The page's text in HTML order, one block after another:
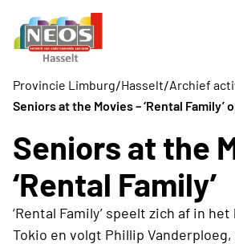
Provincie Limburg/Hasselt/Archief
Seniors at the Movies – ‘Rental Family’
Seniors at the
‘Rental Family’
‘Rental Family’ speelt zich af in
Tokio en volgt Phillip